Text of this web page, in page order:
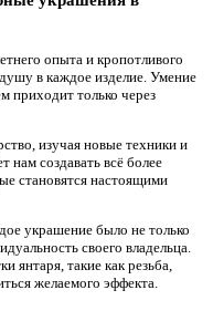
опыта и кропотливого
в каждое изделие. Умение
приходит только через
изучая новые техники и
нам создавать всё более
становятся настоящими
украшение было не только
своего владельца.
янтаря, такие как резьба,
желаемого эффекта.